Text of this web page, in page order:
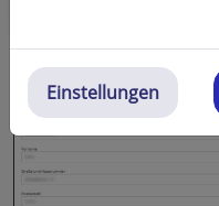
Einstellungen